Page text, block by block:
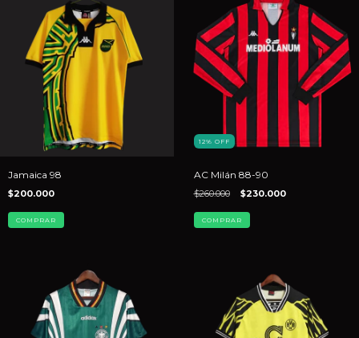
Jamaica 98
$200.000
COMPRAR
12% OFF
AC Milán 88-90
$260.000 $230.000
COMPRAR